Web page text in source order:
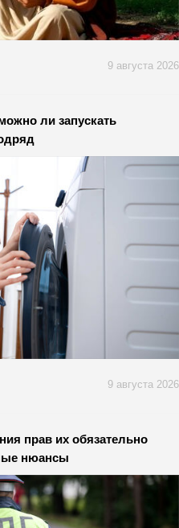
9 августа 2026
ли запускать
9 августа 2026
прав их обязательно
нюансы